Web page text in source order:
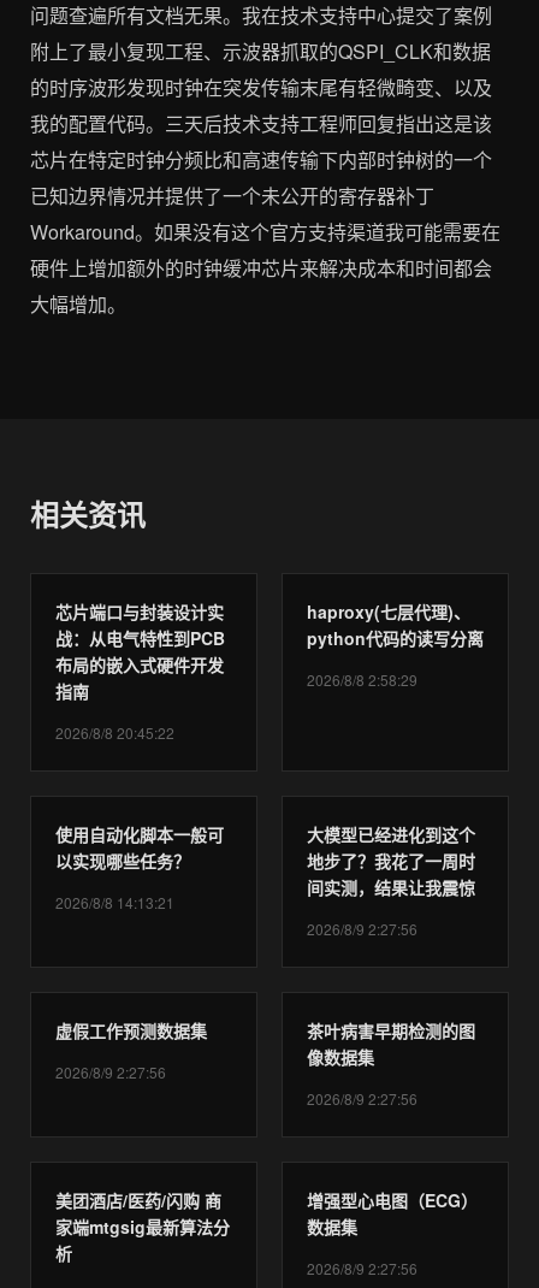
问题查遍所有文档无果。我在技术支持中心提交了案例
附上了最小复现工程、示波器抓取的QSPI_CLK和数据
的时序波形发现时钟在突发传输末尾有轻微畸变、以及
我的配置代码。三天后技术支持工程师回复指出这是该
芯片在特定时钟分频比和高速传输下内部时钟树的一个
已知边界情况并提供了一个未公开的寄存器补丁
Workaround。如果没有这个官方支持渠道我可能需要在
硬件上增加额外的时钟缓冲芯片来解决成本和时间都会
大幅增加。
相关资讯
芯片端口与封装设计实
战：从电气特性到PCB
布局的嵌入式硬件开发
指南
2026/8/8 20:45:22
haproxy(七层代理)、
python代码的读写分离
2026/8/8 2:58:29
使用自动化脚本一般可
以实现哪些任务？
2026/8/8 14:13:21
大模型已经进化到这个
地步了？我花了一周时
间实测，结果让我震惊
2026/8/9 2:27:56
虚假工作预测数据集
2026/8/9 2:27:56
茶叶病害早期检测的图
像数据集
2026/8/9 2:27:56
美团酒店/医药/闪购 商
家端mtgsig最新算法分
析
增强型心电图（ECG）
数据集
2026/8/9 2:27:56